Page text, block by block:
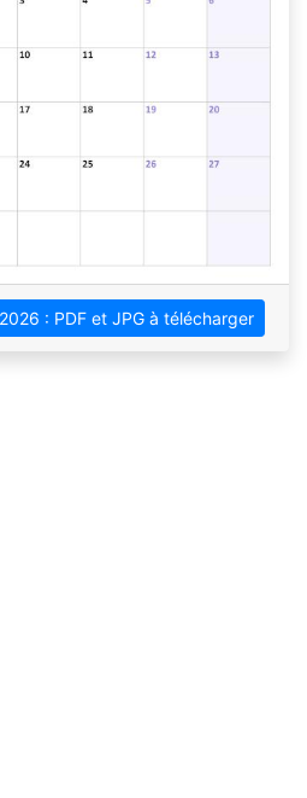
: PDF et JPG à télécharger